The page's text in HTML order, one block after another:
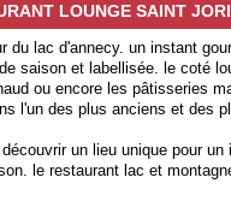
LOUNGE SAINT
du lac d'annecy. un instant
saison et labellisée. le coté
ou encore les pâtisseries
l'un des plus anciens et des
un lieu unique pour un
le restaurant lac et